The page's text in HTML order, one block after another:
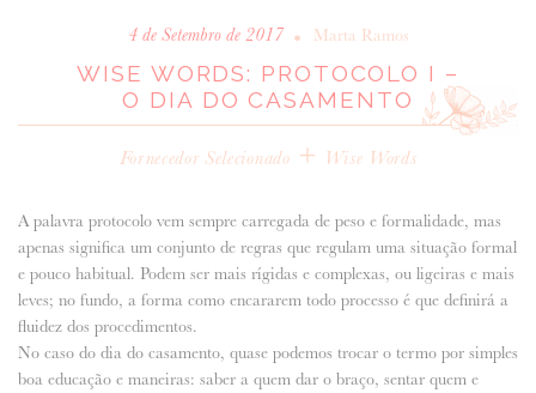
INICIO
BLOG
MELHOR INSPIRAÇÃO
ENTREVISTAS
CASAVA-ME AQUI!
FORNECEDORES RECOMENDADOS
ANUNCIE CONNOSCO
4 de Setembro de 2017 • Marta Ramos
WISE WORDS: PROTOCOLO I –
O DIA DO CASAMENTO
Fornecedor Selecionado + Wise Words
A palavra protocolo vem sempre carregada de peso e formalidade, mas
apenas significa um conjunto de regras que regulam uma situação formal
e pouco habitual. Podem ser mais rígidas e complexas, ou ligeiras e mais
leves; no fundo, a forma como encararem todo processo é que definirá a
fluidez dos procedimentos.
No caso do dia do casamento, quase podemos trocar o termo por simples
boa educação e maneiras: saber a quem dar o braço, sentar quem e